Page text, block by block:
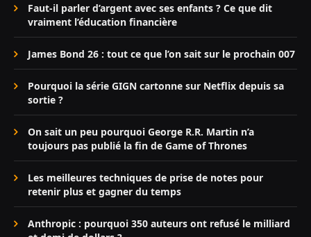
Faut-il parler d’argent avec ses enfants ? Ce que dit
vraiment l’éducation financière
James Bond 26 : tout ce que l’on sait sur le prochain 007
Pourquoi la série GIGN cartonne sur Netflix depuis sa
sortie ?
On sait un peu pourquoi George R.R. Martin n’a
toujours pas publié la fin de Game of Thrones
Les meilleures techniques de prise de notes pour
retenir plus et gagner du temps
Anthropic : pourquoi 350 auteurs ont refusé le milliard